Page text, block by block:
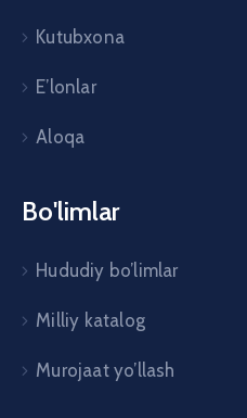
Kutubxona
E’lonlar
Aloqa
Bo'limlar
Hududiy bo’limlar
Milliy katalog
Murojaat yo’llash